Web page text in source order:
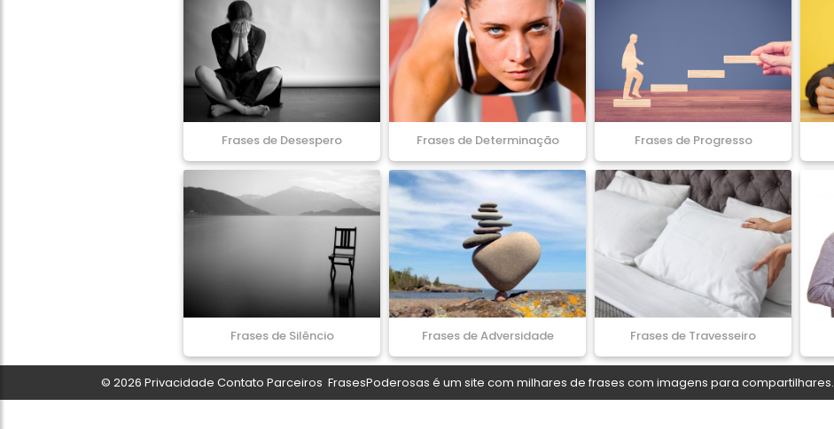
Frases de Desespero Frases de Determinação Frases de Progresso
Frases de Silêncio Frases de Adversidade Frases de Travesseiro
© 2026 Privacidade Contato Parceiros FrasesPoderosas é um site com milhares de frases com imagens para compartilhares.